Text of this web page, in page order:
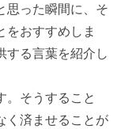
思った瞬間に、そ
をおすすめしま
する言葉を紹介し
。そうすること
く済ませることが